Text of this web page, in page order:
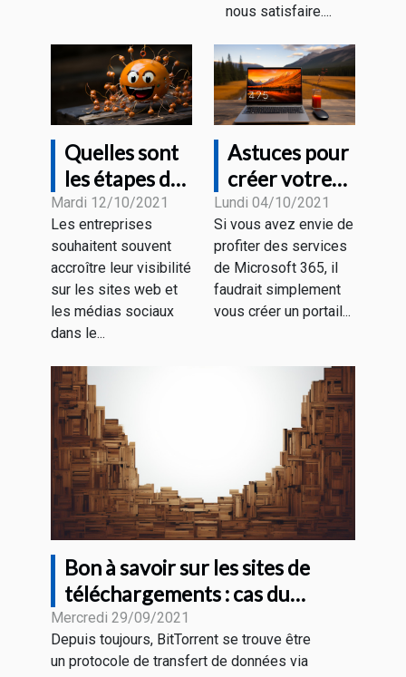
nous satisfaire....
Quelles sont
les étapes de
la création
d'un chatbot
?
Mardi 12/10/2021
Les entreprises
souhaitent souvent
accroître leur visibilité
sur les sites web et
les médias sociaux
dans le...
Astuces pour
créer votre
compte office
Microsoft
365
gratuitement
Lundi 04/10/2021
Si vous avez envie de
profiter des services
de Microsoft 365, il
faudrait simplement
vous créer un portail...
Bon à savoir sur les sites de
téléchargements : cas du
BitTorrent
Mercredi 29/09/2021
Depuis toujours, BitTorrent se trouve être
un protocole de transfert de données via